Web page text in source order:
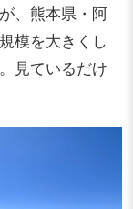
、熊本県・阿
模を大きくし
見ているだけ